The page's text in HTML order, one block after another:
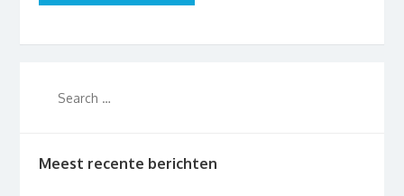
Meest recente berichten